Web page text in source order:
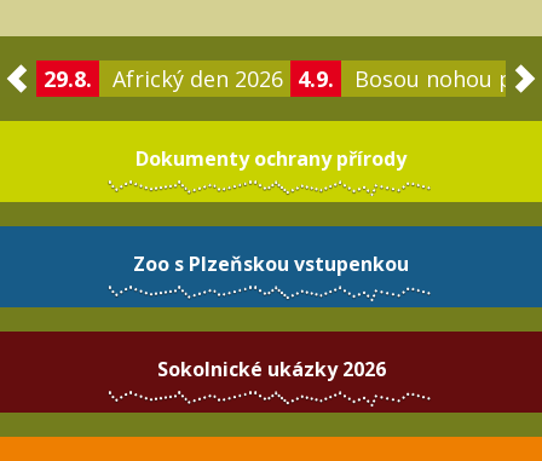
29.8. Africký den 2026 4.9. Bosou nohou po
Dokumenty ochrany přírody
Zoo s Plzeňskou vstupenkou
Sokolnické ukázky 2026